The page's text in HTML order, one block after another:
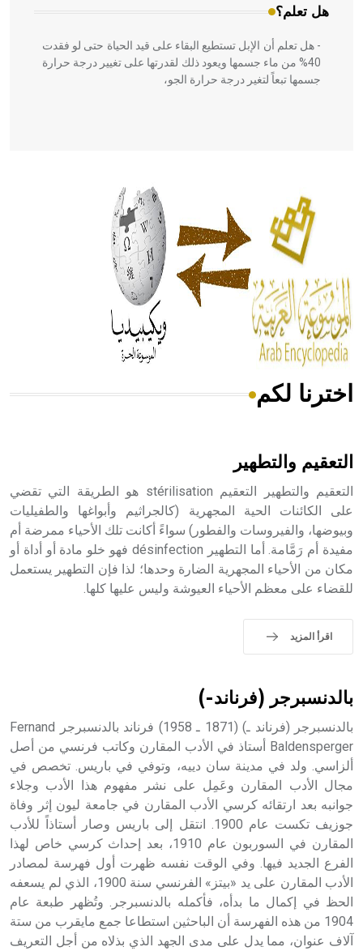
هل تعلم؟
- هل تعلم أن الإبل تستطيع البقاء على قيد الحياة حتى لو فقدت
40% من ماء جسمها ويعود ذلك لقدرتها على تغيير درجة حرارة
جسمها تبعاً لتغير درجة حرارة الجو،
الحكم، الأدلة، تنظيم التغذية، ورسالته في جروح الرأس. ويعود
له الفضل بأنه حرر الطب من الدين والفلسفة.
- هل تعلم أن المرجان إفراز حيواني يتكون في البحر ويتركب
من مادة كربونات الكلسيوم، وهو أحمر أو شديد الحمرة وهو
أجود أنواعه، ويمتاز بكبر الحجم ويسمى الش
هل تعلم أن الأبسيد كلمة فرنسية اللفظ تم اعتمادها مصطلحاً
- هل تعلم أن أبجر Abgar اسم معروف جيداً يعود إلى عدد من
الملوك الذين حكموا مدينة إديسا (الرها) من أبجر الأول وحتى
التاسع، وهم ينتسبون إلى أسرة أوسروين
حيث تقتصر القيمة الصوتية للعلامة الك
اخترنا لكم
التعقيم والتطهير
التعقيم والتطهير التعقيم stérilisation هو الطريقة التي تقضي
على الكائنات الحية المجهرية (كالجراثيم وأبواغها والطفيليات
وبيوضها، والفيروسات والفطور) سواءً أكانت تلك الأحياء ممرضة أم
مفيدة أم رَمَّامة. أما التطهير désinfection فهو خلو مادة أو أداة أو
مكان من الأحياء المجهرية الضارة وحدها؛ لذا فإن التطهير يستعمل
للقضاء على معظم الأحياء العيوشة وليس عليها كلها.
اقرأ المزيد
بالدنسبرجر (فرناند-)
بالدنسبرجر (فرناند ـ) (1871 ـ 1958) فرناند بالدنسبرجر Fernand
Baldensperger أستاذ في الأدب المقارن وكاتب فرنسي من أصل
ألزاسي. ولد في مدينة سان دييه، وتوفي في باريس. تخصص في
مجال الأدب المقارن وعَمِل على نشر مفهوم هذا الأدب وجلاء
جوانبه بعد ارتقائه كرسي الأدب المقارن في جامعة ليون إثر وفاة
جوزيف تكست عام 1900. انتقل إلى باريس وصار أستاذاً للأدب
المقارن في السوربون عام 1910، بعد إحداث كرسي خاص لهذا
الفرع الجديد فيها. وفي الوقت نفسه ظهرت أول فهرسة لمصادر
الأدب المقارن على يد «بيتز» الفرنسي سنة 1900، الذي لم يسعفه
الحظ في إكمال ما بدأه، فأكمله بالدنسبرجر. وتُظهر طبعة عام
1904 من هذه الفهرسة أن الباحثين استطاعا جمع مايقرب من ستة
آلاف عنوان، مما يدل على مدى الجهد الذي بذلاه من أجل التعريف